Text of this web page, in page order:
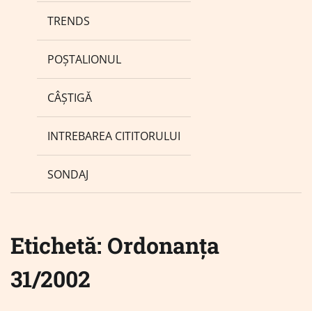
TRENDS
POȘTALIONUL
CÂȘTIGĂ
INTREBAREA CITITORULUI
SONDAJ
Etichetă: Ordonanța
31/2002